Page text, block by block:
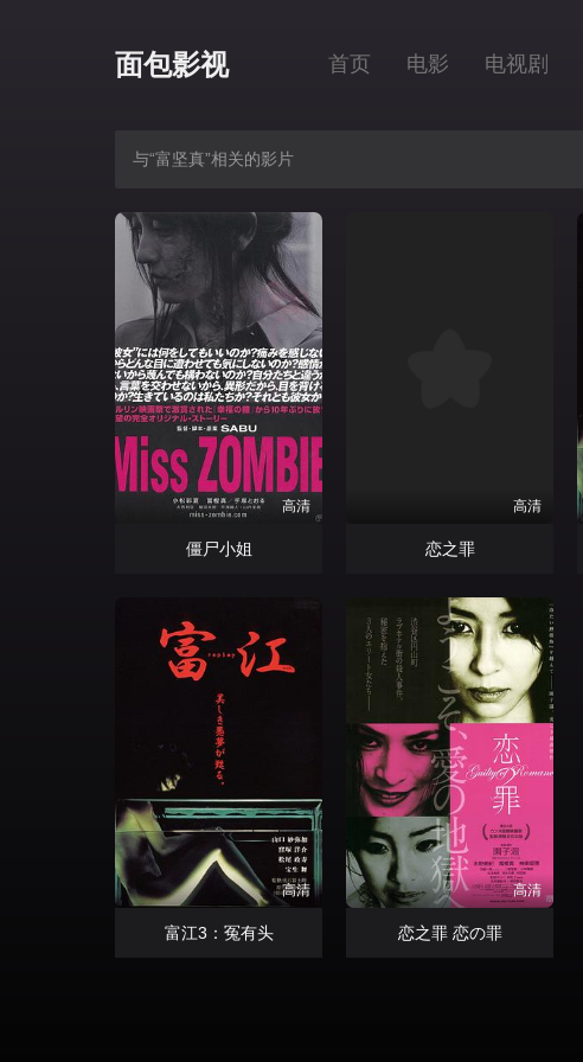
面包影视 首页 电影 电视剧
与“富坚真”相关的影片
高清
僵尸小姐
高清
恋之罪
高清
富江3：冤有头
高清
恋之罪 恋の罪